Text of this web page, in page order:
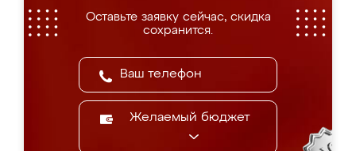
Оставьте заявку сейчас, скидка
сохранится.
Желаемый бюджет